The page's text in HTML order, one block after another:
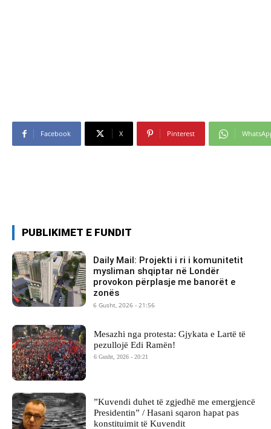
Facebook X Pinterest
PUBLIKIMET E FUNDIT
Daily Mail: Projekti i ri i komunitetit
mysliman shqiptar në Londër
provokon përplasje me banorët e
zonës
6 Gusht, 2026 - 21:56
Mesazhi nga protesta: Gjykata e Lartë të
pezullojë Edi Ramën!
6 Gusht, 2026 - 20:21
​”Kuvendi duhet të zgjedhë me emergjencë
Presidentin” / Hasani sqaron hapat pas
konstituimit të Kuvendit